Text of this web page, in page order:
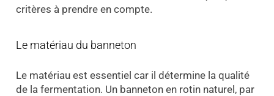
critères à prendre en compte.
Le matériau du banneton
Le matériau est essentiel car il détermine la qualité
de la fermentation. Un banneton en rotin naturel, par